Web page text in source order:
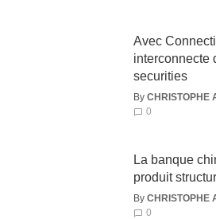
Avec
interconnecte
securities
By CHRISTOPHE
0
La banque
produit
By CHRISTOPHE
0